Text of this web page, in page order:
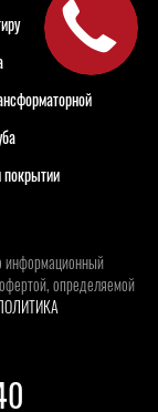
информационный
определяемой